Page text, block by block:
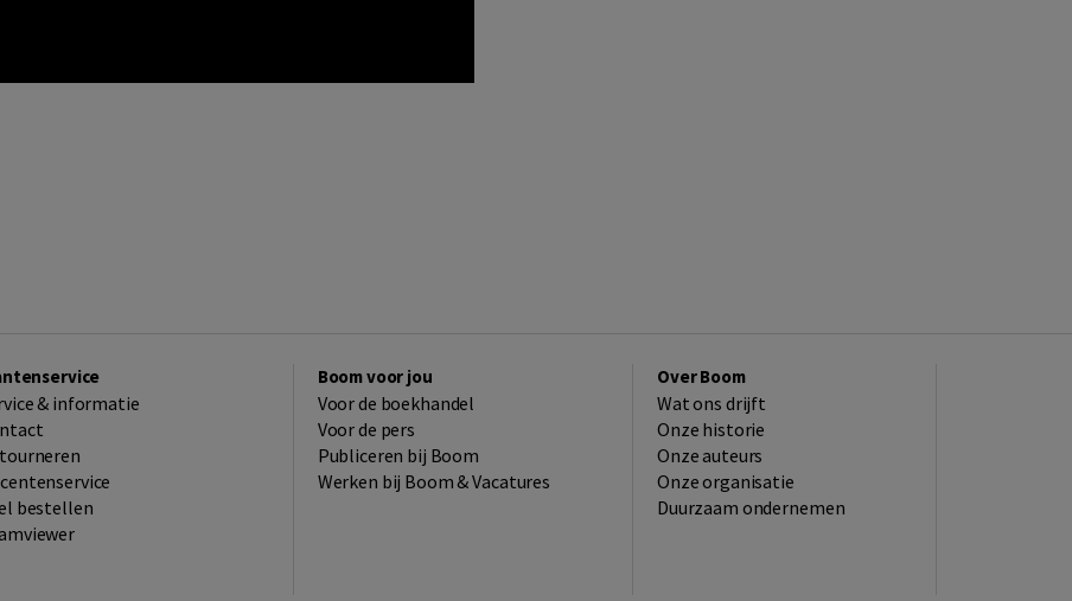
& informatie
bestellen
Boom voor jou
Voor de boekhandel
Voor de pers
Publiceren bij Boom
Werken bij Boom & Vacatures
Over Boom
Wat ons drijft
Onze historie
Onze auteurs
Onze organisatie
Duurzaam ondernemen